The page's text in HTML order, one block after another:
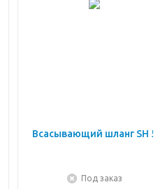
Всасывающий шланг SH 5
Под заказ